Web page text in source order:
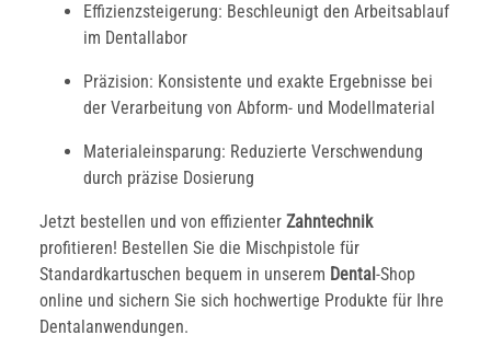
Effizienzsteigerung: Beschleunigt den Arbeitsablauf
im Dentallabor
Präzision: Konsistente und exakte Ergebnisse bei
der Verarbeitung von Abform- und Modellmaterial
Materialeinsparung: Reduzierte Verschwendung
durch präzise Dosierung
Jetzt bestellen und von effizienter Zahntechnik
profitieren! Bestellen Sie die Mischpistole für
Standardkartuschen bequem in unserem Dental -Shop
online und sichern Sie sich hochwertige Produkte für Ihre
Dentalanwendungen.